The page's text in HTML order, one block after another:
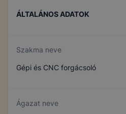
ÁLTALÁNOS ADATOK
Szakma neve
Gépi és CNC forgácsoló
Ágazat neve